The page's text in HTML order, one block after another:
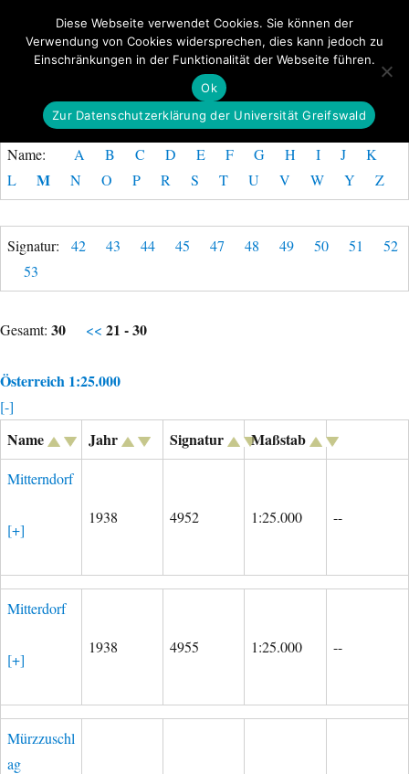
GeoGREIF MENÜ
Name: A B C D E F G H I J
K
L
M N O P R S T U V W Y Z
Signatur: 42 43 44 45 47 48 49 50 51
52
53
Gesamt: 30 << 21 - 30
Österreich 1:25.000
[-]
Name Jahr Signatur Maßstab
Mitterndorf
[+]
1938 4952 1:25.000 --
Mitterdorf
[+]
1938 4955 1:25.000 --
Mürzzuschl
ag
Diese Webseite verwendet Cookies. Sie können der
Verwendung von Cookies widersprechen, dies kann jedoch zu
Einschränkungen in der Funktionalität der Webseite führen.
Ok
Zur Datenschutzerklärung der Universität Greifswald